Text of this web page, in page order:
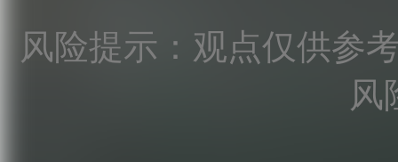
风险提示：观点仅供参
风